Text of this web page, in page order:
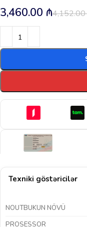
4,152.00
3,460.00 ₼
Texniki göstəricilər
NOUTBUKUN NÖVÜ
PROSESSOR